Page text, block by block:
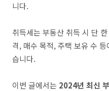
니다.
취득세는 부동산 취득 시 단
격, 매수 목적, 주택 보유 수
습니다.
이번 글에서는 2024년 최신